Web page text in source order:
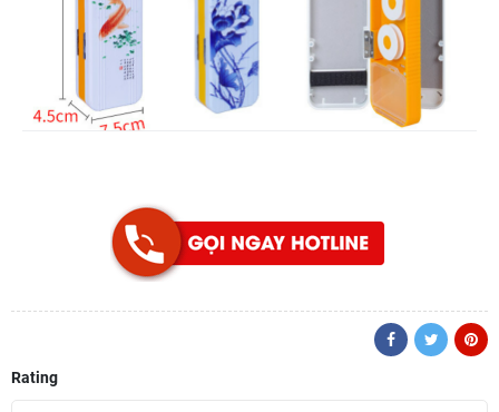
Rating